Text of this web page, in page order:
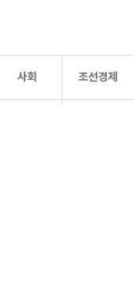
사회 조선경제